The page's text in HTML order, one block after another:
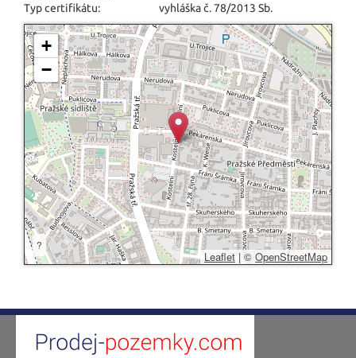
Typ certifikátu:
vyhláška č. 78/2013 Sb.
+
−
?
Leaflet |©OpenStreetMap